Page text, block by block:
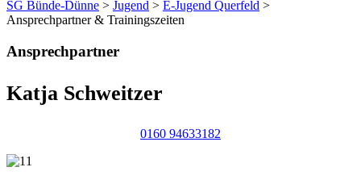
SG Bünde-Dünne > Jugend > E-Jugend Querfeld >
Ansprechpartner & Trainingszeiten
Ansprechpartner
Katja Schweitzer
0160 94633182